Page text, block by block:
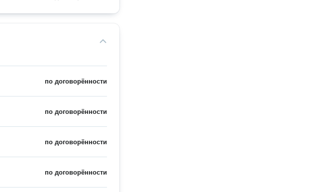
по договорённости
по договорённости
по договорённости
по договорённости